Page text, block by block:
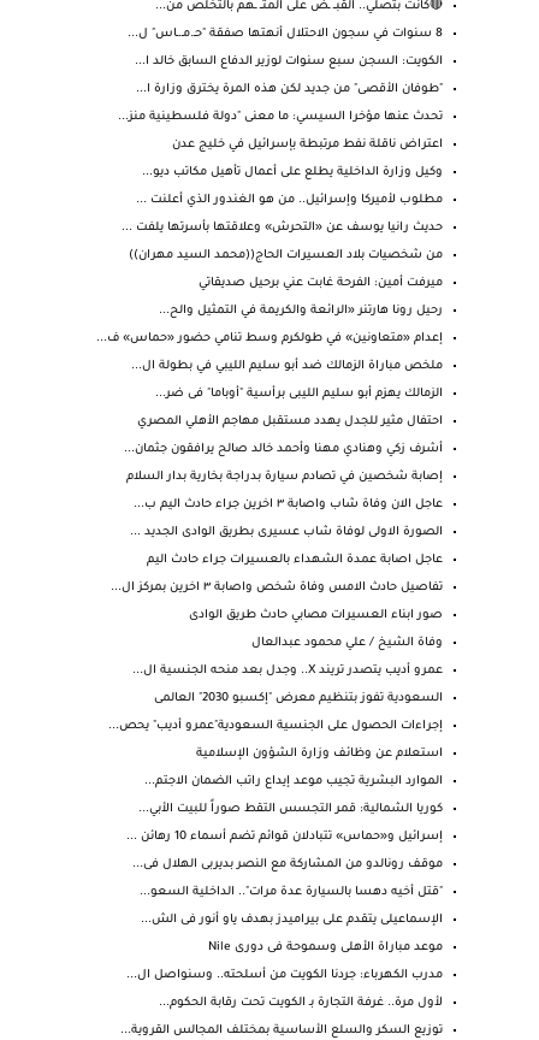
🔴كانت بتصلي.. القبــ ـض على المتــ ـهم بالتخلص من...
8 سنوات في سجون الاحتلال أنهتها صفقة "حـ.مـ.ـاس" ل...
الكويت: السجن سبع سنوات لوزير الدفاع السابق خالد ا...
"طوفان الأقصى" من جديد لكن هذه المرة يخترق وزارة ا...
تحدث عنها مؤخرا السيسي: ما معنى "دولة فلسطينية منز...
اعتراض ناقلة نفط مرتبطة بإسرائيل في خليج عدن
وكيل وزارة الداخلية يطلع على أعمال تأهيل مكاتب ديو...
مطلوب لأميركا وإسرائيل.. من هو الغندور الذي أعلنت ...
حديث رانيا يوسف عن «التحرش» وعلاقتها بأسرتها يلفت ...
من شخصيات بلاد العسيرات الحاج((محمد السيد مهران))
ميرفت أمين: الفرحة غابت عني برحيل صديقاتي
رحيل رونا هارتنر «الرائعة والكريمة في التمثيل والح...
إعدام «متعاونين» في طولكرم وسط تنامي حضور «حماس» ف...
ملخص مباراة الزمالك ضد أبو سليم الليبي في بطولة ال...
الزمالك يهزم أبو سليم الليبى برأسية "أوباما" فى ضر...
احتفال مثير للجدل يهدد مستقبل مهاجم الأهلي المصري
أشرف زكي وهنادي مهنا وأحمد خالد صالح يرافقون جثمان...
إصابة شخصين في تصادم سيارة بدراجة بخارية بدار السلام
عاجل الان وفاة شاب واصابة ٣ اخرين جراء حادث اليم ب...
الصورة الاولى لوفاة شاب عسيرى بطريق الوادى الجديد ...
عاجل اصابة عمدة الشهداء بالعسيرات جراء حادث اليم
تفاصيل حادث الامس وفاة شخص واصابة ٣ اخرين بمركز ال...
صور ابناء العسيرات مصابي حادث طريق الوادى
وفاة الشيخ / علي محمود عبدالعال
عمرو أديب يتصدر تريند X.. وجدل بعد منحه الجنسية ال...
السعودية تفوز بتنظيم معرض "إكسبو 2030" العالمى
إجراءات الحصول على الجنسية السعودية"عمرو أديب" يحص...
استعلام عن وظائف وزارة الشؤون الإسلامية
الموارد البشرية تجيب موعد إيداع راتب الضمان الاجتم...
كوريا الشمالية: قمر التجسس التقط صوراً للبيت الأبي...
إسرائيل و«حماس» تتبادلان قوائم تضم أسماء 10 رهائن ...
موقف رونالدو من المشاركة مع النصر بديربى الهلال فى...
"قتل أخيه دهسا بالسيارة عدة مرات".. الداخلية السعو...
الإسماعيلى يتقدم على بيراميدز بهدف ياو أنور فى الش...
موعد مباراة الأهلى وسموحة فى دورى Nile
مدرب الكهرباء: جردنا الكويت من أسلحته.. وسنواصل ال...
لأول مرة.. غرفة التجارة بـ الكويت تحت رقابة الحكوم...
توزيع السكر والسلع الأساسية بمختلف المجالس القروية...